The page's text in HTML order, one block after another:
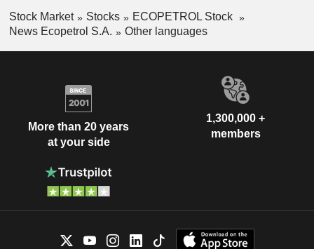
Stock Market Stocks
ECOPETROL Stock
News Ecopetrol S.A.
Other languages
More than 20 years
at your side
1,300,000 +
members